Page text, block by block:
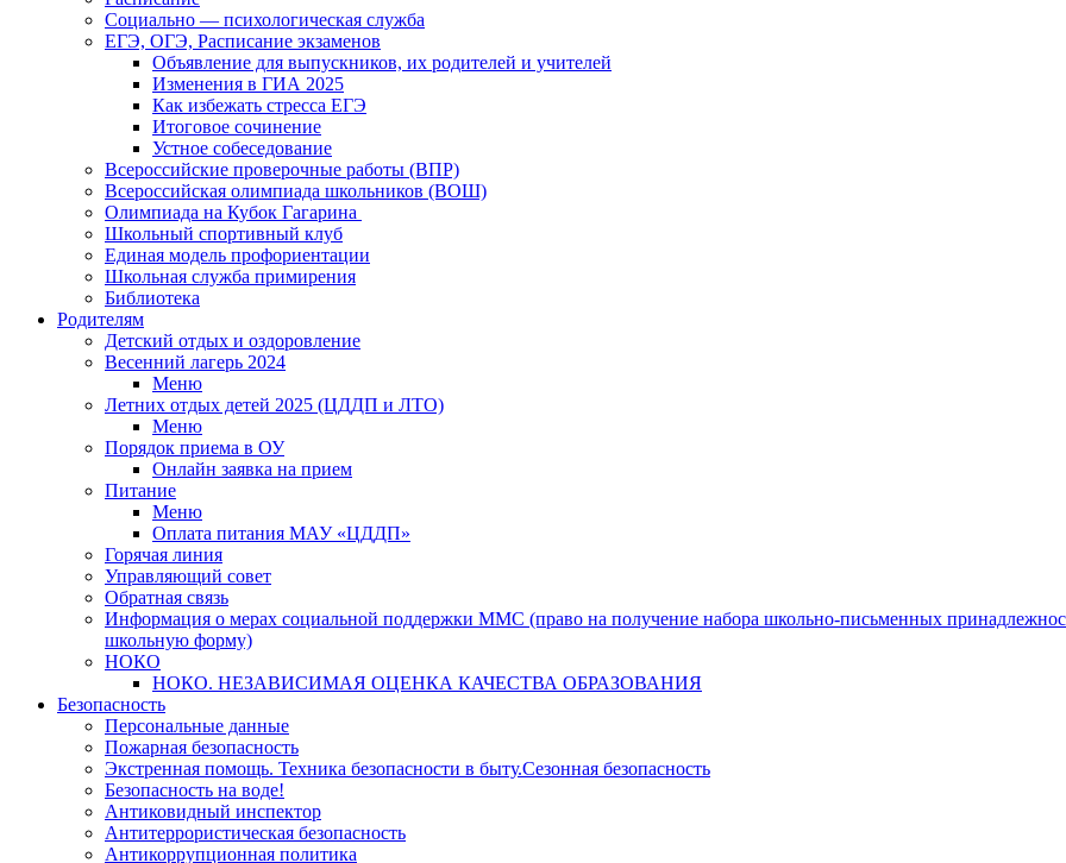
Социально — психологическая служба
ЕГЭ, ОГЭ, Расписание экзаменов
Объявление для выпускников, их родителей и учителей
Изменения в ГИА 2025
Как избежать стресса ЕГЭ
Итоговое сочинение
Устное собеседование
Всероссийские проверочные работы (ВПР)
Всероссийская олимпиада школьников (ВОШ)
Олимпиада на Кубок Гагарина
Школьный спортивный клуб
Единая модель профориентации
Школьная служба примирения
Библиотека
Родителям
Детский отдых и оздоровление
Весенний лагерь 2024
Меню
Летних отдых детей 2025 (ЦДДП и ЛТО)
Меню
Порядок приема в ОУ
Онлайн заявка на прием
Питание
Меню
Оплата питания МАУ «ЦДДП»
Горячая линия
Управляющий совет
Обратная связь
Информация о мерах социальной поддержки ММС (право на получение набора школьно-письменных
школьную форму)
НОКО
НОКО. НЕЗАВИСИМАЯ ОЦЕНКА КАЧЕСТВА ОБРАЗОВАНИЯ
Безопасность
Персональные данные
Пожарная безопасность
Экстренная помощь. Техника безопасности в быту.Сезонная безопасность
Безопасность на воде!
Антиковидный инспектор
Антитеррористическая безопасность
Антикоррупционная политика